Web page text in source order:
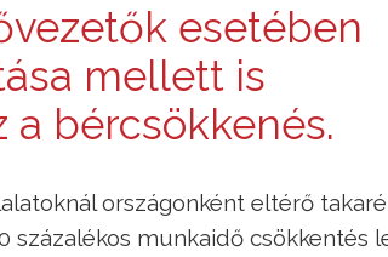
esetében
mellett is
a bércsökkenés.
országonként eltérő
munkaidő csökkentés